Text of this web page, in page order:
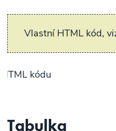
Vlastní HTML kód,
Tabulka